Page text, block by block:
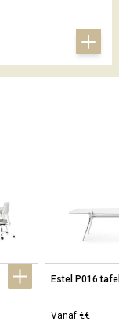
Estel P016 tafel
Vanaf €€